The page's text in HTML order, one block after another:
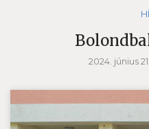
2024. június